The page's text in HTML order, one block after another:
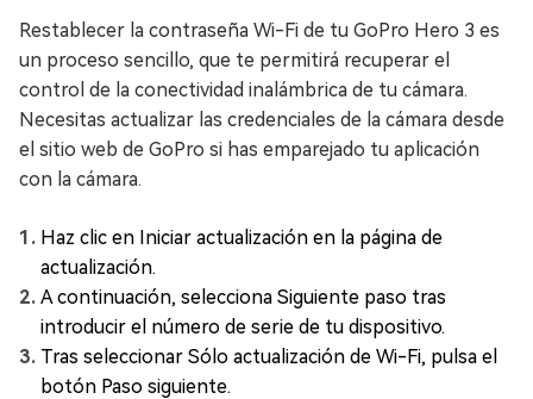
Restablecer la contraseña Wi-Fi de tu GoPro Hero 3 es
un proceso sencillo, que te permitirá recuperar el
control de la conectividad inalámbrica de tu cámara.
Necesitas actualizar las credenciales de la cámara desde
el sitio web de GoPro si has emparejado tu aplicación
con la cámara.
Haz clic en Iniciar actualización en la página de
actualización.
A continuación, selecciona Siguiente paso tras
introducir el número de serie de tu dispositivo.
Tras seleccionar Sólo actualización de Wi-Fi, pulsa el
botón Paso siguiente.